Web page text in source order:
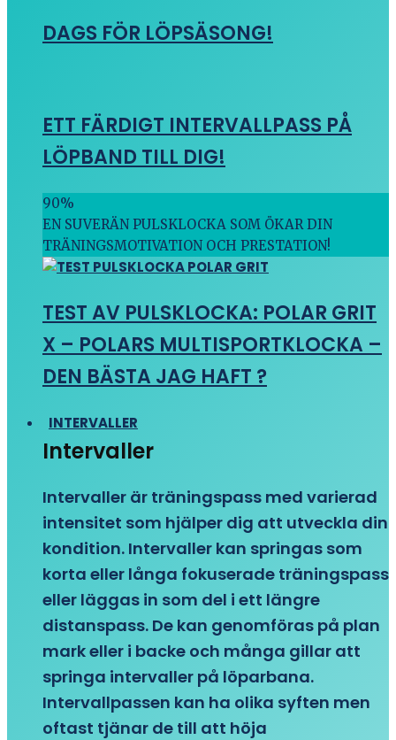
DAGS FÖR LÖPSÄSONG!
ETT FÄRDIGT INTERVALLPASS PÅ
LÖPBAND TILL DIG!
90%
EN SUVERÄN PULSKLOCKA SOM ÖKAR DIN
TRÄNINGSMOTIVATION OCH PRESTATION!
TEST AV PULSKLOCKA: POLAR GRIT
X – POLARS MULTISPORTKLOCKA –
DEN BÄSTA JAG HAFT ?
INTERVALLER
Intervaller
Intervaller är träningspass med varierad
intensitet som hjälper dig att utveckla din
kondition. Intervaller kan springas som
korta eller långa fokuserade träningspass
eller läggas in som del i ett längre
distanspass. De kan genomföras på plan
mark eller i backe och många gillar att
springa intervaller på löparbana.
Intervallpassen kan ha olika syften men
oftast tjänar de till att höja